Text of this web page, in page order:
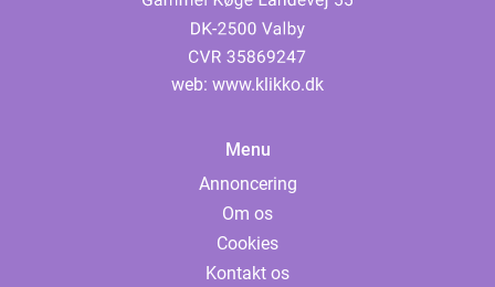
web: www.klikko.dk
Menu
Annoncering
Om os
Cookies
Kontakt os